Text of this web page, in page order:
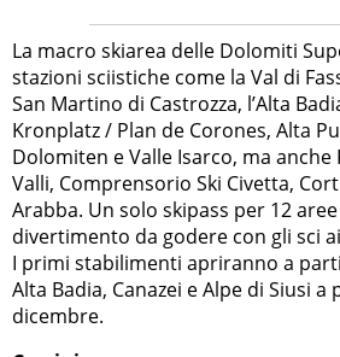
La macro skiarea delle Dolomiti
stazioni sciistiche come la Val di
San Martino di Castrozza, l’Alta
Kronplatz / Plan de Corones, Alta
Dolomiten e Valle Isarco, ma anche
Valli, Comprensorio Ski Civetta,
Arabba. Un solo skipass per 12
divertimento da godere con gli sci
I primi stabilimenti apriranno a
Alta Badia, Canazei e Alpe di Siusi a
dicembre.